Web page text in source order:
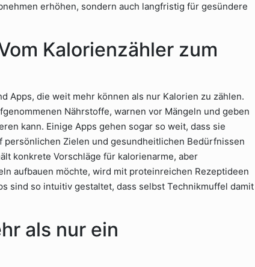
erhöhen, sondern auch langfristig für gesündere
Kalorienzähler zum
Apps, die weit mehr können als nur Kalorien zu zählen.
Nährstoffe, warnen vor Mängeln und geben
kann. Einige Apps gehen sogar so weit, dass sie
persönlichen Zielen und gesundheitlichen Bedürfnissen
konkrete Vorschläge für kalorienarme, aber
aufbauen möchte, wird mit proteinreichen Rezeptideen
sind so intuitiv gestaltet, dass selbst Technikmuffel damit
als nur ein